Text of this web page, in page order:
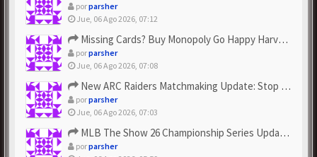
porparsher
Jue, 06 Ago 2026, 07:12
Missing Cards? Buy Monopoly Go Happy Harvest with Looney Tun...
porparsher
Jue, 06 Ago 2026, 07:08
New ARC Raiders Matchmaking Update: Stop Failed - Grab Bluep...
porparsher
Jue, 06 Ago 2026, 07:03
MLB The Show 26 Championship Series Update! Get Cheap & ...
porparsher